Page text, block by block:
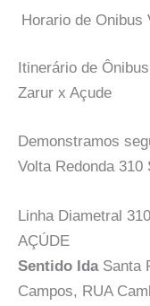
Horario de Onibus
Itinerário de
Zarur x Açude
Demonstramos
Volta Redonda 310
Linha Diametral
AÇÚDE
Sentido IdaSanta
Campos, RUA